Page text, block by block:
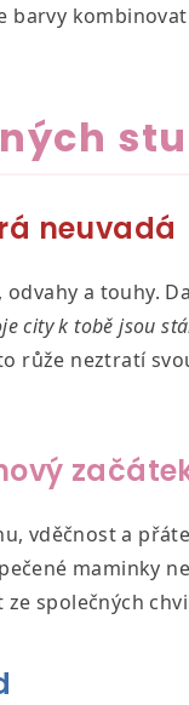
barvy
neuvadá
odvahy a touhy.
city k tobě jsou
růže neztratí
vděčnost a
maminky
společných